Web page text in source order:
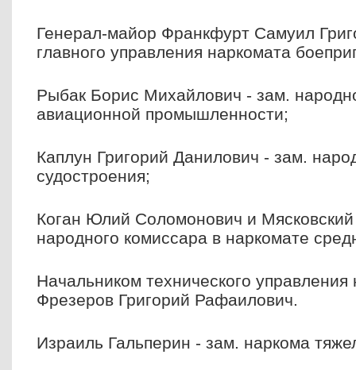
Генерал-майор Франкфурт Самуил
главного управления наркомата
Рыбак Борис Михайлович - зам.
авиационной промышленности;
Каплун Григорий Данилович - зам.
судостроения;
Коган Юлий Соломонович и
народного комиссара в наркомате
Начальником технического
Фрезеров Григорий Рафаилович.
Израиль Гальперин - зам. наркома